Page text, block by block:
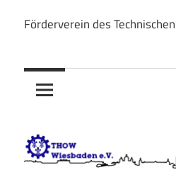
Inhalt
THOW
Wiesbaden
Förderverein des